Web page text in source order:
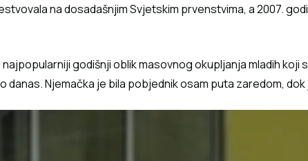
na dosadašnjim Svjetskim prvenstvima, a 2007.
godišnji oblik masovnog okupljanja mladih koji
Njemačka je bila pobjednik osam puta zaredom,